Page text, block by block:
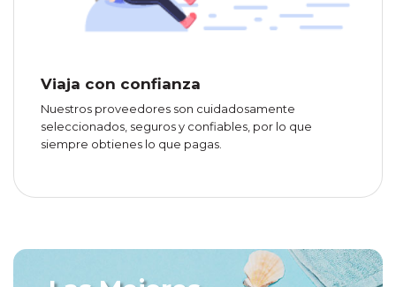
Viaja con confianza
Nuestros proveedores son cuidadosamente
seleccionados, seguros y confiables, por lo que
siempre obtienes lo que pagas.